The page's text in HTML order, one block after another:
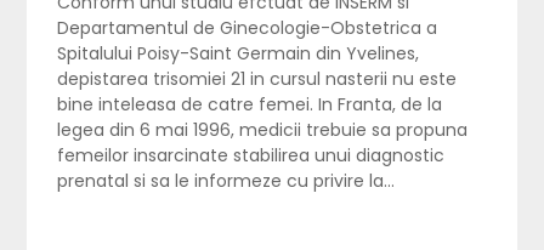
Departamentul de Ginecologie-Obstetrica a
Spitalului Poisy-Saint Germain din Yvelines,
depistarea trisomiei 21 in cursul nasterii nu este
bine inteleasa de catre femei. In Franta, de la
legea din 6 mai 1996, medicii trebuie sa propuna
femeilor insarcinate stabilirea unui diagnostic
prenatal si sa le informeze cu privire la…